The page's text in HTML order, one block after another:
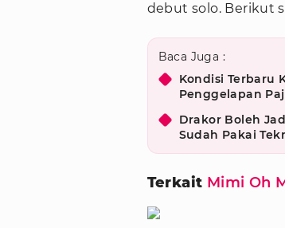
debut solo. Berikut
Baca Juga :
Kondisi Terbaru
Penggelapan
Drakor Boleh
Sudah Pakai
Terkait Mimi Oh